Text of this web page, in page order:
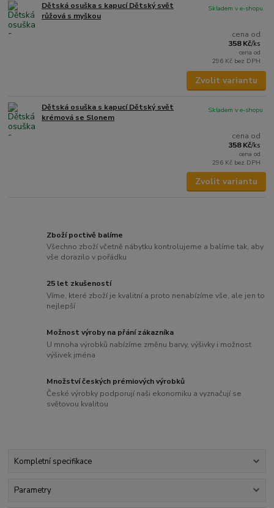
Dětská osuška s kapucí Dětský svět
růžová s myškou
cena od
358 Kč/ks
cena od
296 Kč bez DPH
Skladem v e-shopu
Zvolit variantu
Dětská osuška s kapucí Dětský svět
krémová se Slonem
cena od
358 Kč/ks
cena od
296 Kč bez DPH
Skladem v e-shopu
Zvolit variantu
Zboží poctivě balíme
Všechno zboží včetně nábytku kontrolujeme a balíme tak, aby
vše dorazilo v pořádku
25 let zkušeností
Víme, které zboží je kvalitní a proto nenabízíme vše, ale jen to
nejlepší
Možnost výroby na přání zákazníka
U mnoha výrobků nabízíme změnu barvy, výšivky i možnost
výšivek jména
Množství českých prémiových výrobků
České výrobky podporují naši ekonomiku a vyznačují se
světovou kvalitou
Kompletní specifikace
Parametry